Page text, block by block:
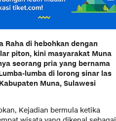
Raha di hebohkan dengan
piton, kini masyarakat Muna
seorang pria yang bernama
lumba di lorong sinar las
Muna, Sulawesi
Kejadian bermula ketika